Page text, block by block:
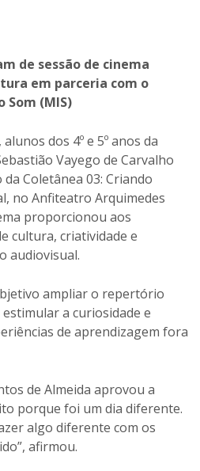
de sessão de cinema
em parceria com o
Som (MIS)
dos 4º e 5º anos da
Vayego de Carvalho
Coletânea 03: Criando
no Anfiteatro Arquimedes
proporcionou aos
cultura, criatividade e
audiovisual.
ampliar o repertório
a curiosidade e
de aprendizagem fora
de Almeida aprovou a
porque foi um dia diferente.
algo diferente com os
afirmou.